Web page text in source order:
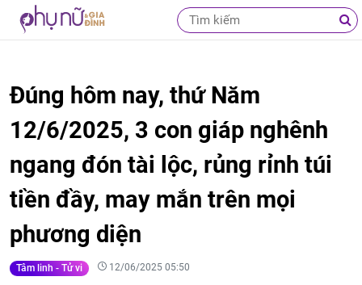
Đúng hôm nay, thứ Năm
12/6/2025, 3 con giáp nghênh
ngang đón tài lộc, rủng rỉnh túi
tiền đầy, may mắn trên mọi
phương diện
Tâm linh - Tử vi 12/06/2025 05:50